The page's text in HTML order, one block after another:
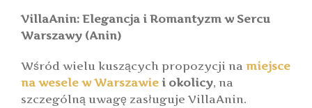
VillaAnin: Elegancja i Romantyzm w Sercu
Warszawy (Anin)
Wśród wielu kuszących propozycji na miejsce
na wesele w Warszawie i okolicy, na
szczególną uwagę zasługuje VillaAnin.